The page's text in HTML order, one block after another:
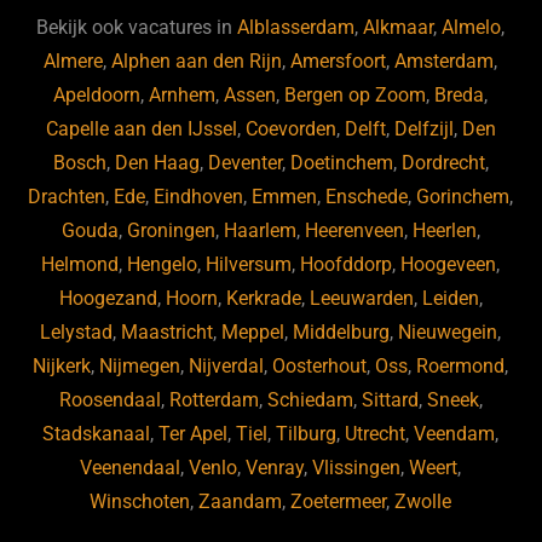
b
o
o
k
ky dI
n
Bekijk ook vacatures inAlblasserdam,Alkmaar,Almelo,
Almere,Alphen aan den Rijn,Amersfoort,Amsterdam,
Apeldoorn,Arnhem,Assen, Bergen op Zoom, Breda,
Capelle aan den IJssel , Coevorden, Delft, Delfzijl , Den
Bosch, Den Haag, Deventer, Doetinchem, Dordrecht,
Drachten, Ede, Eindhoven, Emmen, Enschede, Gorinchem,
Gouda, Groningen, Haarlem, Heerenveen, Heerlen,
Helmond, Hengelo, Hilversum, Hoofddorp, Hoogeveen,
Hoogezand, Hoorn, Kerkrade, Leeuwarden, Leiden,
Lelystad, Maastricht, Meppel , Middelburg, Nieuwegein,
Nijkerk, Nijmegen, Nijverdal , Oosterhout, Oss, Roermond,
Roosendaal , Rotterdam, Schiedam, Sittard, Sneek,
Stadskanaal ,Ter Apel ,Tiel ,Tilburg, Utrecht,Veendam,
Veenendaal ,Venlo,Venray,Vlissingen,Weert,
Winschoten,Zaandam,Zoetermeer,Zwolle